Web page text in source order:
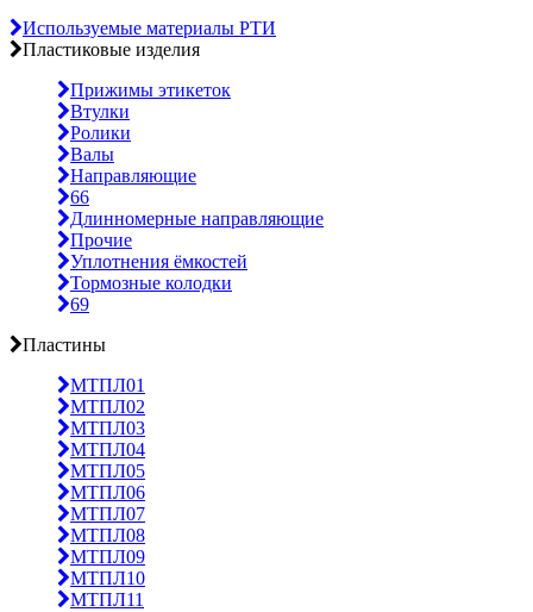
Используемые материалы РТИ
Пластиковые изделия
Прижимы этикеток
Втулки
Ролики
Валы
Направляющие
66
Длинномерные направляющие
Прочие
Уплотнения ёмкостей
Тормозные колодки
69
Пластины
МТПЛ01
МТПЛ02
МТПЛ03
МТПЛ04
МТПЛ05
МТПЛ06
МТПЛ07
МТПЛ08
МТПЛ09
МТПЛ10
МТПЛ11